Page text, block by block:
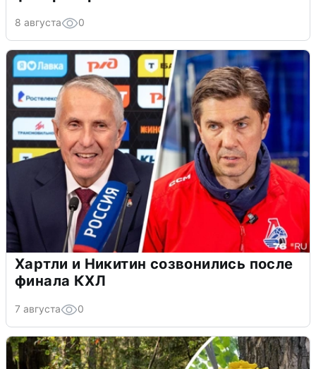
8 августа 0
Хартли и Никитин созвонились после
финала КХЛ
7 августа 0